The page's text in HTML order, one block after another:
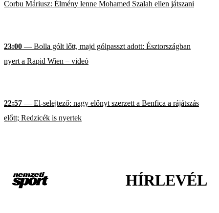
Corbu Máriusz: Élmény lenne Mohamed Szalah ellen játszani
23:00 — Bolla gólt lőtt, majd gólpasszt adott: Észtországban
nyert a Rapid Wien – videó
22:57 — El-selejtező: nagy előnyt szerzett a Benfica a rájátszás
előtt; Redzicék is nyertek
HÍRLEVÉL